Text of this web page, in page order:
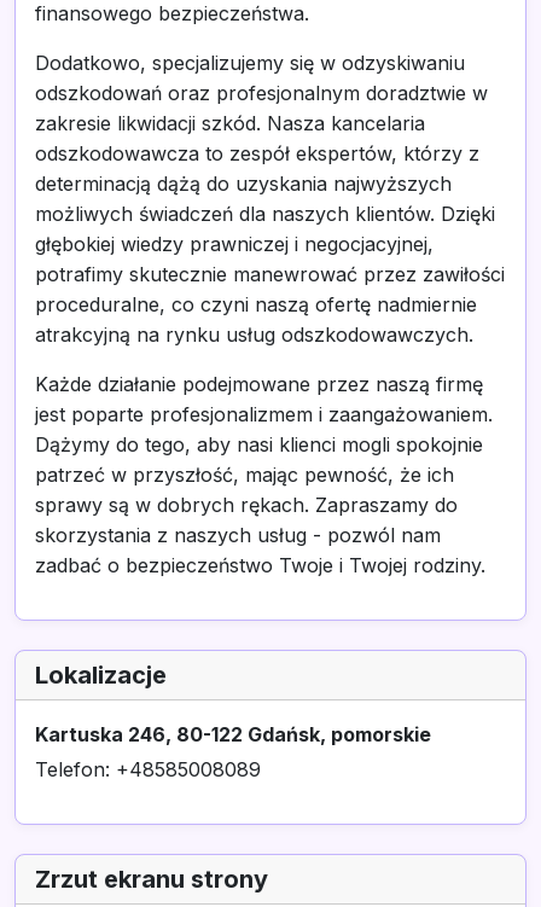
finansowego bezpieczeństwa.
Dodatkowo, specjalizujemy się w odzyskiwaniu
odszkodowań oraz profesjonalnym doradztwie w
zakresie likwidacji szkód. Nasza kancelaria
odszkodowawcza to zespół ekspertów, którzy z
determinacją dążą do uzyskania najwyższych
możliwych świadczeń dla naszych klientów. Dzięki
głębokiej wiedzy prawniczej i negocjacyjnej,
potrafimy skutecznie manewrować przez zawiłości
proceduralne, co czyni naszą ofertę nadmiernie
atrakcyjną na rynku usług odszkodowawczych.
Każde działanie podejmowane przez naszą firmę
jest poparte profesjonalizmem i zaangażowaniem.
Dążymy do tego, aby nasi klienci mogli spokojnie
patrzeć w przyszłość, mając pewność, że ich
sprawy są w dobrych rękach. Zapraszamy do
skorzystania z naszych usług - pozwól nam
zadbać o bezpieczeństwo Twoje i Twojej rodziny.
Lokalizacje
Kartuska 246, 80-122 Gdańsk, pomorskie
Telefon: +48585008089
Zrzut ekranu strony